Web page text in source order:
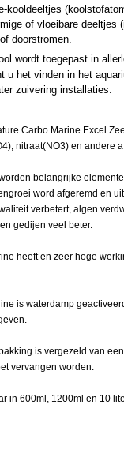
kooldeeltjes
of vloeibare deeltjes
doorstromen.
wordt toegepast in
u het vinden in het
zuivering installaties.
Carbo Marine Excel
nitraat(NO3) en andere
belangrijke
word afgeremd en
verbetert, algen
gedijen veel beter.
heeft en zeer hoge
is waterdamp
is vergezeld van
vervangen worden.
in 600ml, 1200ml en 10